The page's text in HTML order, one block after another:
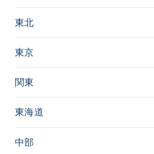
東北
東京
関東
東海道
中部